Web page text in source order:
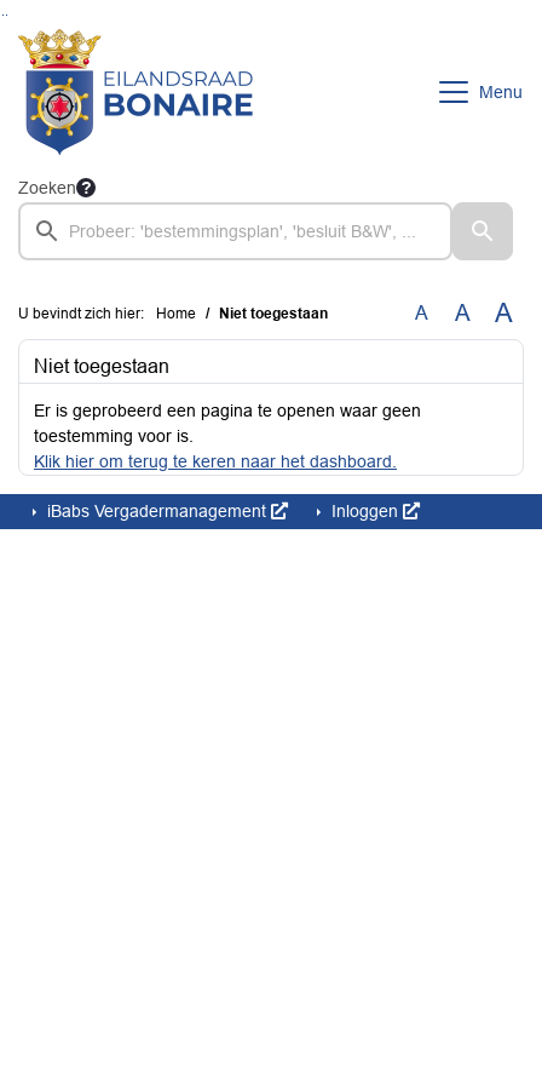
Ga naar de inhoud van deze pagina
Ga naar het zoeken
Ga naar het menu
Menu
Zoeken
U bevindt zich hier: Home Niet toegestaan A A A
Niet toegestaan
Er is geprobeerd een pagina te openen waar geen
toestemming voor is.
Klik hier om terug te keren naar het dashboard.
iBabs Vergadermanagement Inloggen